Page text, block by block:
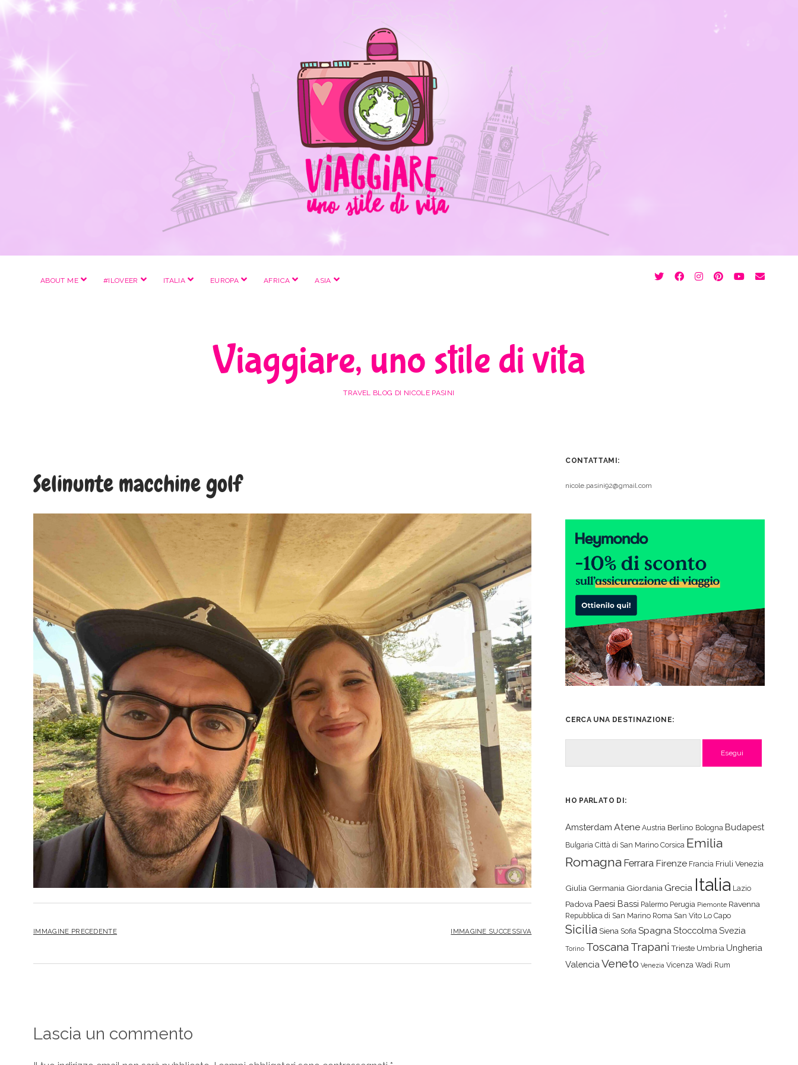
ABOUT ME apri
#ILOVEER apri
ITALIA apri
EUROPA apri
AFRICA apri
ASIA apri
twitterfacebookinstagram
pinterest
youtube
email
Viaggiare, uno stile di vita
TRAVEL BLOG DI NICOLE PASINI
Selinunte macchine golf
IMMAGINE PRECEDENTE IMMAGINE SUCCESSIVA
Lascia un commento
CONTATTAMI:
nicole.pasini92@gmail.com
CERCA UNA DESTINAZIONE:
HO PARLATO DI:
Amsterdam Atene Austria Berlino Bologna Budapest
Bulgaria Città di San Marino Corsica Emilia
Romagna Ferrara Firenze Francia Friuli Venezia
Giulia Germania Giordania Grecia Italia Lazio
Padova Paesi Bassi Palermo Perugia Piemonte Ravenna
Repubblica di San Marino Roma San Vito Lo Capo
Sicilia Siena Sofia SpagnaStoccolma Svezia
Torino Toscana Trapani Trieste Umbria Ungheria
Valencia Veneto Venezia Vicenza Wadi Rum